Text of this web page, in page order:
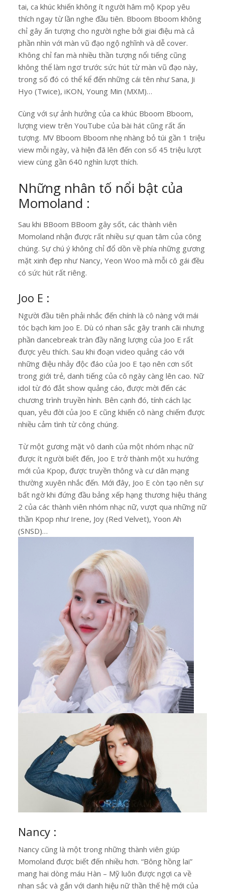
tai, ca khúc khiến không ít người hâm mộ Kpop yêu
thích ngay từ lần nghe đầu tiên. Bboom Bboom không
chỉ gây ấn tượng cho người nghe bởi giai điệu mà cả
phần nhìn với màn vũ đạo ngộ nghĩnh và dễ cover.
Không chỉ fan mà nhiều thần tượng nổi tiếng cũng
không thể làm ngơ trước sức hút từ màn vũ đạo này,
trong số đó có thể kể đến những cái tên như Sana, Ji
Hyo (Twice), iKON, Young Min (MXM)…
Cùng với sự ảnh hưởng của ca khúc Bboom Bboom,
lượng view trên YouTube của bài hát cũng rất ấn
tượng. MV Bboom Bboom nhẹ nhàng bỏ túi gần 1 triệu
view mỗi ngày, và hiện đã lên đến con số 45 triệu lượt
view cùng gần 640 nghìn lượt thích.
Những nhân tố nổi bật của
Momoland :
Sau khi BBoom BBoom gây sốt, các thành viên
Momoland nhận được rất nhiều sự quan tâm của công
chúng. Sự chú ý không chỉ đổ dồn về phía những gương
mặt xinh đẹp như Nancy, Yeon Woo mà mỗi cô gái đều
có sức hút rất riêng.
Joo E :
Người đầu tiên phải nhắc đến chính là cô nàng với mái
tóc bạch kim Joo E. Dù có nhan sắc gây tranh cãi nhưng
phần dancebreak tràn đầy năng lượng của Joo E rất
được yêu thích. Sau khi đoạn video quảng cáo với
những điệu nhảy độc đáo của Joo E tạo nên cơn sốt
trong giới trẻ, danh tiếng của cô ngày càng lên cao. Nữ
idol từ đó đắt show quảng cáo, được mời đến các
chương trình truyền hình. Bên cạnh đó, tính cách lạc
quan, yêu đời của Joo E cũng khiến cô nàng chiếm được
nhiều cảm tình từ công chúng.
Từ một gương mặt vô danh của một nhóm nhạc nữ
được ít người biết đến, Joo E trở thành một xu hướng
mới của Kpop, được truyền thông và cư dân mạng
thường xuyên nhắc đến. Mới đây, Joo E còn tạo nên sự
bất ngờ khi đứng đầu bảng xếp hạng thương hiệu tháng
2 của các thành viên nhóm nhạc nữ, vượt qua những nữ
thần Kpop như Irene, Joy (Red Velvet), Yoon Ah
(SNSD)…
Nancy :
Nancy cũng là một trong những thành viên giúp
Momoland được biết đến nhiều hơn. “Bông hồng lai”
mang hai dòng máu Hàn – Mỹ luôn được ngợi ca về
nhan sắc và gắn với danh hiệu nữ thần thế hệ mới của